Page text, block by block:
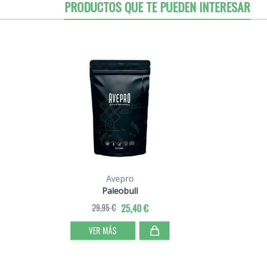
PRODUCTOS QUE TE PUEDEN INTERESAR
Avepro
Paleobull
25,40 €
29,95 €
VER MÁS